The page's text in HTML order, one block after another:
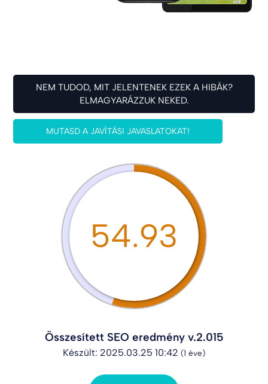
NEM TUDOD, MIT JELENTENEK EZEK A HIBÁK?
ELMAGYARÁZZUK NEKED.
MUTASD A JAVÍTÁSI JAVASLATOKAT!
54.93
Összesített SEO eredmény v.2.015
Készült: 2025.03.25 10:42 (1 éve)